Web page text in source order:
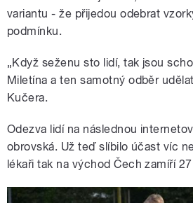
variantu - že přijedou odebrat
podmínku.
„Když seženu sto lidí, tak jsou
Miletína a ten samotný odběr
Kučera.
Odezva lidí na následnou
obrovská. Už teď slíbilo účast víc
lékaři tak na východ Čech zamíří